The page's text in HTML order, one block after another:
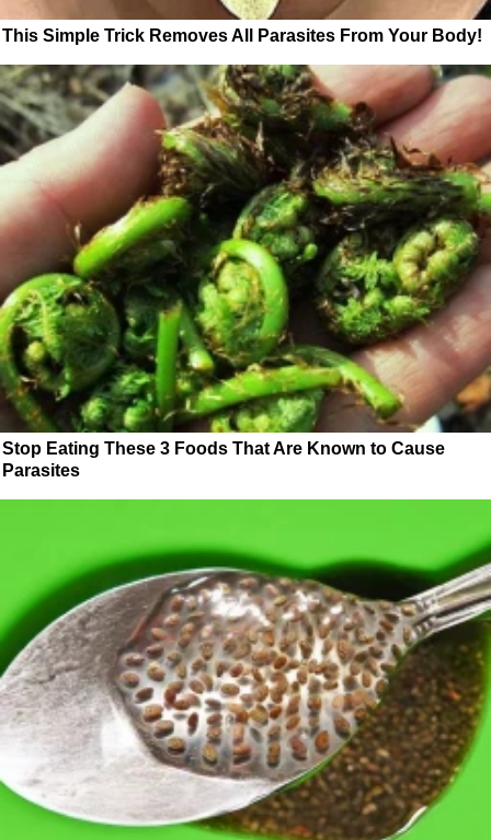
This Simple Trick Removes All Parasites From Your Body!
Stop Eating These 3 Foods That Are Known to Cause
Parasites